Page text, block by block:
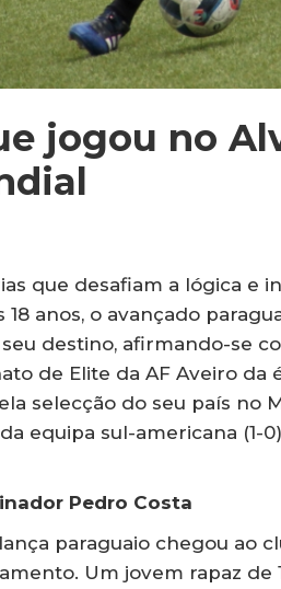
jogou no
que desafiam a lógica e
18 anos, o avançado
destino, afirmando-se
de Elite da AF Aveiro da
selecção do seu país no
equipa sul-americana (1-
Pedro Costa
paraguaio chegou ao
Um jovem rapaz de